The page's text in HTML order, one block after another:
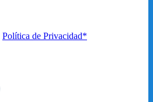
Política de Privacidad*